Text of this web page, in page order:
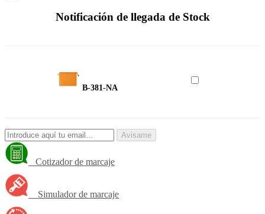
Notificación de llegada de Stock
B-381-NA
Avisame
Cotizador de marcaje
Simulador de marcaje